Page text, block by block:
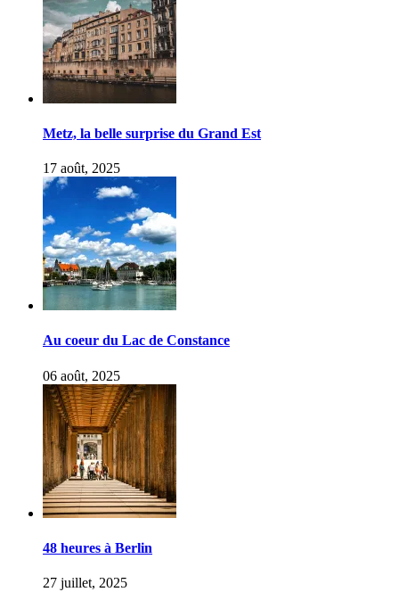
Metz, la belle surprise du Grand Est
17 août, 2025
Au coeur du Lac de Constance
06 août, 2025
48 heures à Berlin
27 juillet, 2025